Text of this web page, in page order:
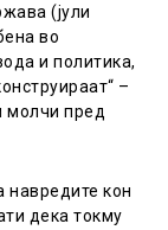
(јули
во
и политика,
–
молчи пред
навредите кон
дека токму